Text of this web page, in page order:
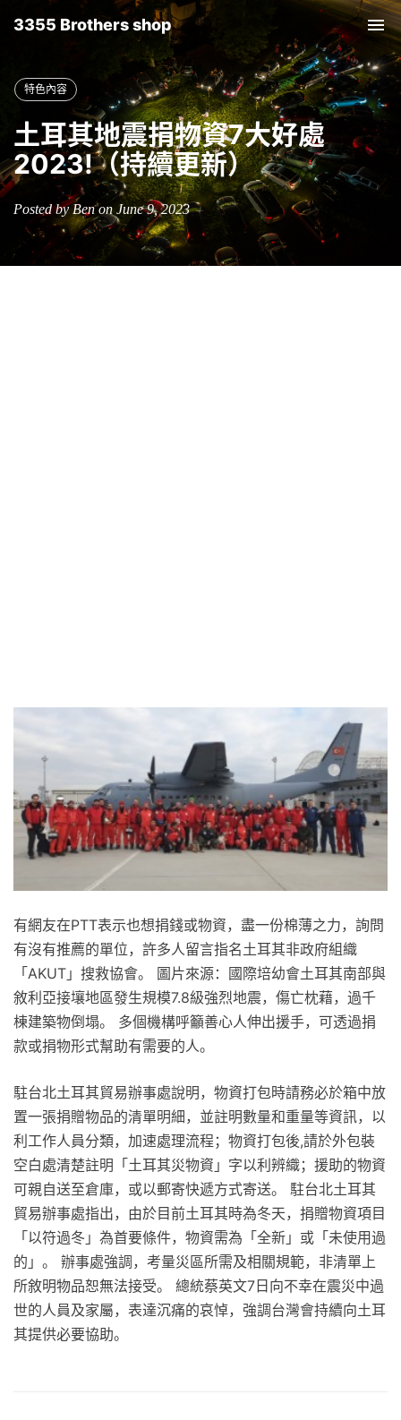
3355 Brothers shop
特色內容
土耳其地震捐物資7大好處
2023!（持續更新）
Posted by Ben on June 9, 2023
有網友在PTT表示也想捐錢或物資，盡一份棉薄之力，詢問
有沒有推薦的單位，許多人留言指名土耳其非政府組織
「AKUT」搜救協會。 圖片來源：國際培幼會土耳其南部與
敘利亞接壤地區發生規模7.8級強烈地震，傷亡枕藉，過千
棟建築物倒塌。 多個機構呼籲善心人伸出援手，可透過捐
款或捐物形式幫助有需要的人。
駐台北土耳其貿易辦事處說明，物資打包時請務必於箱中放
置一張捐贈物品的清單明細，並註明數量和重量等資訊，以
利工作人員分類，加速處理流程；物資打包後,請於外包裝
空白處清楚註明「土耳其災物資」字以利辨織；援助的物資
可親自送至倉庫，或以郵寄快遞方式寄送。 駐台北土耳其
貿易辦事處指出，由於目前土耳其時為冬天，捐贈物資項目
「以符過冬」為首要條件，物資需為「全新」或「未使用過
的」。 辦事處強調，考量災區所需及相關規範，非清單上
所敘明物品恕無法接受。 總統蔡英文7日向不幸在震災中過
世的人員及家屬，表達沉痛的哀悼，強調台灣會持續向土耳
其提供必要協助。